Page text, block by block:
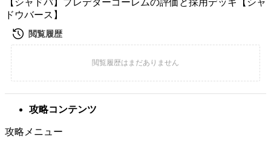
【シャドバ】プレデターゴーレムの評価と採用デッキ【シャ
ドウバース】
攻略コンテンツ
攻略メニュー